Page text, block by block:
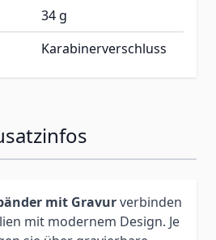
34 g
Karabinerverschluss
mit Gravurverbinden
mit modernem Design. Je